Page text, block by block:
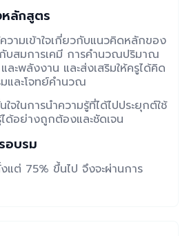
ลักสูตร
วามเข้าใจเกี่ยวกับแนวคิดหลักของ
บสมการเคมี การคำนวณปริมาณ
ละพลังงาน และส่งเสริมให้ครูได้คิด
มและโจทย์คำนวณ
จในการนำความรู้ที่ได้ไปประยุกต์ใช้
ด้อย่างถูกต้องและชัดเจน
อบรม
แต่ 75% ขึ้นไป จึงจะผ่านการ